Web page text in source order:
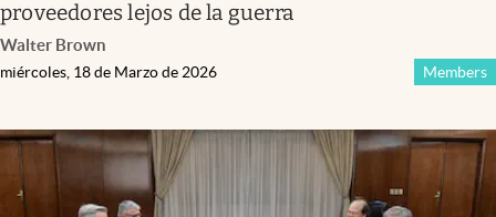
proveedores lejos de la guerra
Walter Brown
Members
miércoles, 18 de Marzo de 2026